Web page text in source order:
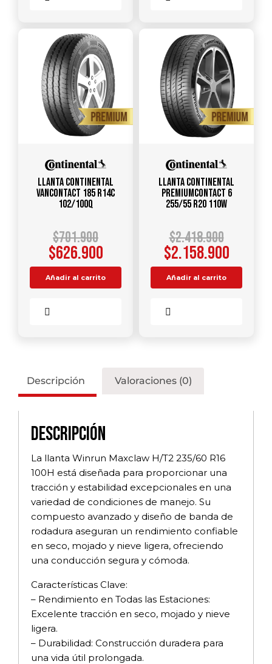
Llanta CONTINENTAL
VANCONTACT 185 R14C
102/100Q
$701.900
$626.900
Añadir al carrito
Llanta CONTINENTAL
PREMIUMCONTACT 6
255/55 R20 110W
$2.418.900
$2.158.900
Añadir al carrito
Descripción Valoraciones (0)
Descripción
La llanta Winrun Maxclaw H/T2 235/60 R16
100H está diseñada para proporcionar una
tracción y estabilidad excepcionales en una
variedad de condiciones de manejo. Su
compuesto avanzado y diseño de banda de
rodadura aseguran un rendimiento confiable
en seco, mojado y nieve ligera, ofreciendo
una conducción segura y cómoda.
Características Clave:
– Rendimiento en Todas las Estaciones:
Excelente tracción en seco, mojado y nieve
ligera.
– Durabilidad: Construcción duradera para
una vida útil prolongada.